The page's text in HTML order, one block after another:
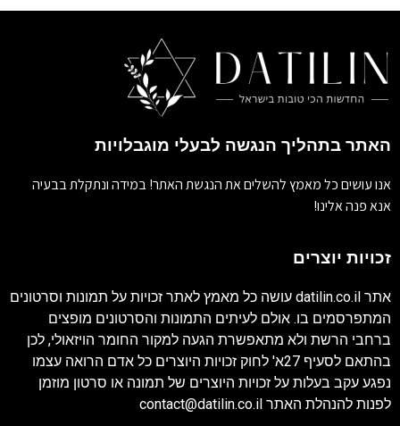
האתר בתהליך הנגשה לבעלי מוגבלויות
אנו עושים כל מאמץ להשלים את הנגשת האתר! במידה ונתקלת בבעיה
אנא פנה אלינו!
זכויות יוצרים
אתר datilin.co.il עושה כל מאמץ לאתר זכויות על תמונות וסרטונים
המתפרסמים בו. אולם לעיתים התמונות והסרטונים מופצים
ברחבי הרשת ולא מתאפשרת הגעה למקור החומר הויזאולי, לכן
בהתאם לסעיף 27א' לחוק זכויות היוצרים כל אדם הרואה עצמו
נפגע עקב בעלות על זכויות היוצרים של תמונה או סרטון מוזמן
לפנות להנהלת האתר contact@datilin.co.il